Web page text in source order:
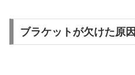
ブラケットが欠けた原因